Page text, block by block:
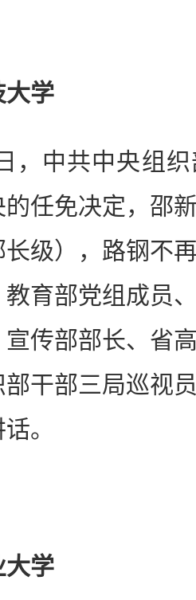
大学
中共中央组织
任免决定，邵
级），路钢不
育部党组成员
传部部长、省
干部三局巡视
。
大学